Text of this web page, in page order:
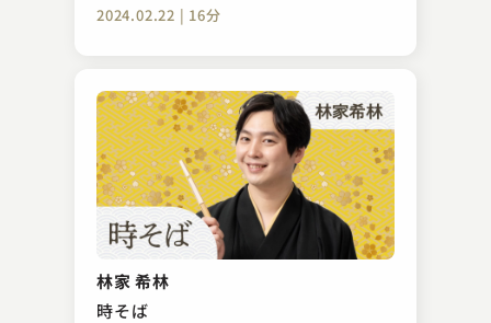
2024.02.22 | 16分
林家 希林
時そば